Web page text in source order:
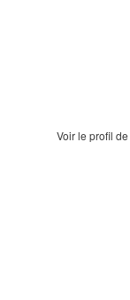
Voir le profil de